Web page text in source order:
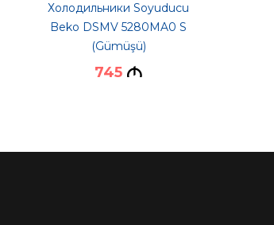
Холодильники Soyuducu
Beko DSMV 5280MA0 S
(Gümüşü)
745 M